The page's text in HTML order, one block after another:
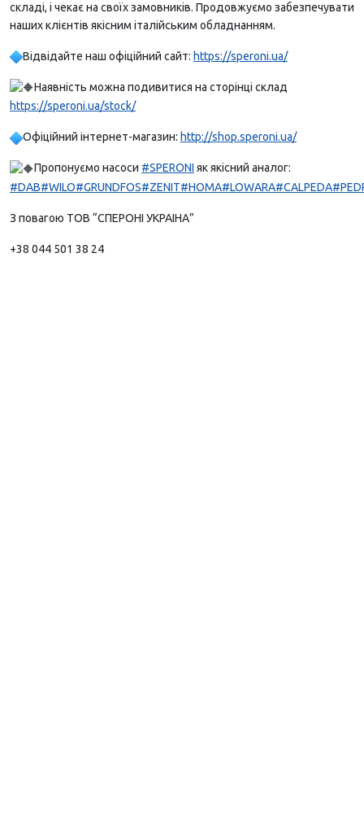
складі, і чекає на своїх замовників. Продовжуємо забезпечувати
наших клієнтів якісним італійським обладнанням.
Відвідайте наш офіційний сайт: https://speroni.ua/
Наявність можна подивитися на сторінці склад
https://speroni.ua/stock/
Офіційний інтернет-магазин: http://shop.speroni.ua/
Пропонуємо насоси #SPERONI як якісний аналог:
#DAB#WILO#GRUNDFOS#ZENIT#HOMA#LOWARA#CALPEDA
З повагою ТОВ “СПЕРОНІ УКРАІНА”
+38 044 501 38 24